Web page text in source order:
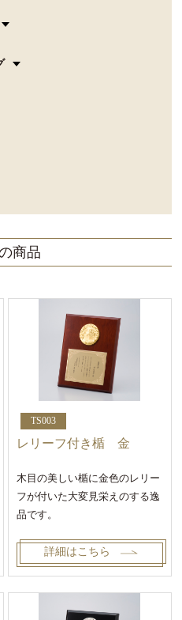
商品
TS003
レリーフ付き楯 金
木目の美しい楯に金色のレリー
フが付いた大変見栄えのする逸
品です。
詳細はこちら